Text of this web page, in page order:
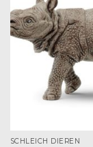
SCHLEICH DIEREN